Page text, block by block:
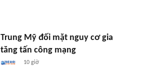
Trung Mỹ đối mặt nguy cơ gia
tăng tấn công mạng
10 giờ